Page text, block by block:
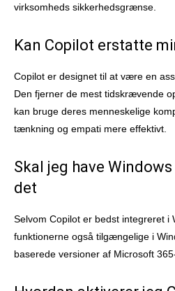
virksomheds sikkerhedsgrænse.
Kan Copilot erstatte
Copilot er designet til at være en
Den fjerner de mest tidskrævende
kan bruge deres menneskelige
tænkning og empati mere effektivt.
Skal jeg have
det
Selvom Copilot er bedst integreret i
funktionerne også tilgængelige i
baserede versioner af Microsoft